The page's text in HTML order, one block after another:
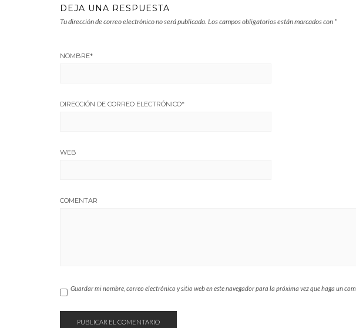
DEJA UNA RESPUESTA
Tu dirección de correo electrónico no será publicada. Los campos obligatorios están marcados con *
NOMBRE*
DIRECCIÓN DE CORREO ELECTRÓNICO*
WEB
COMENTAR
Guardar mi nombre, correo electrónico y sitio web en este navegador para la próxima vez que haga un